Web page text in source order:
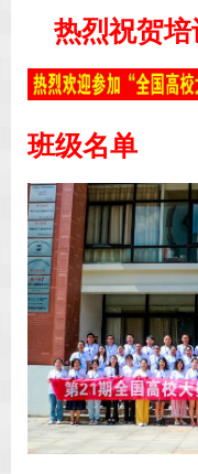
热烈祝贺培
班级名单